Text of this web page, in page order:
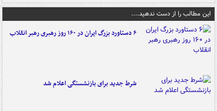
این مطالب را از دست ندهید....
۶ دستاورد بزرگ ایران در ۱۶۰ روز رهبری رهبر انقلاب
شرط جدید برای بازنشستگی اعلام شد